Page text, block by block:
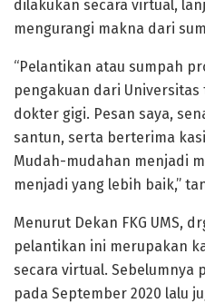
dilakukan secara virtual,
mengurangi makna dari
“Pelantikan atau sumpah
pengakuan dari
dokter gigi. Pesan saya,
santun, serta berterima
Mudah-mudahan menjadi
menjadi yang lebih baik,”
Menurut Dekan FKG UMS,
pelantikan ini merupakan
secara virtual. Sebelumnya
pada September 2020 lalu